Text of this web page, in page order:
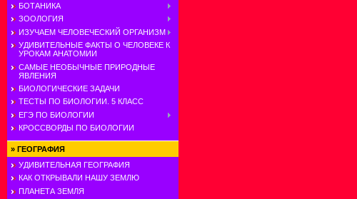
БОТАНИКА
ЗООЛОГИЯ
ИЗУЧАЕМ ЧЕЛОВЕЧЕСКИЙ ОРГАНИЗМ
УДИВИТЕЛЬНЫЕ ФАКТЫ О ЧЕЛОВЕКЕ К
УРОКАМ АНАТОМИИ
САМЫЕ НЕОБЫЧНЫЕ ПРИРОДНЫЕ
ЯВЛЕНИЯ
БИОЛОГИЧЕСКИЕ ЗАДАЧИ
ТЕСТЫ ПО БИОЛОГИИ. 5 КЛАСС
ЕГЭ ПО БИОЛОГИИ
КРОССВОРДЫ ПО БИОЛОГИИ
» ГЕОГРАФИЯ
УДИВИТЕЛЬНАЯ ГЕОГРАФИЯ
КАК ОТКРЫВАЛИ НАШУ ЗЕМЛЮ
ПЛАНЕТА ЗЕМЛЯ